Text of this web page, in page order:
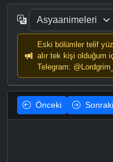
Eski bölümler telif
alır tek kişi olduğum
Telegram:
Önceki Sonraki